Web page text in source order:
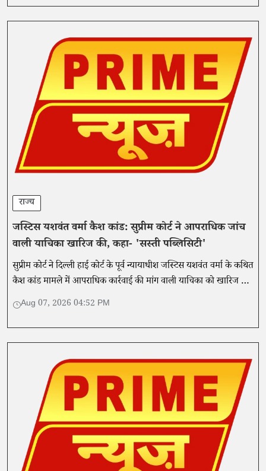
राज्य
जस्टिस यशवंत वर्मा कैश कांड: सुप्रीम कोर्ट ने आपराधिक जांच
वाली याचिका खारिज की, कहा- 'सस्ती पब्लिसिटी'
सुप्रीम कोर्ट ने दिल्ली हाई कोर्ट के पूर्व न्यायाधीश जस्टिस यशवंत वर्मा के कथित
कैश कांड मामले में आपराधिक कार्रवाई की मांग वाली याचिका को खारिज कर
दिया है।
Aug 07, 2026 04:52 PM